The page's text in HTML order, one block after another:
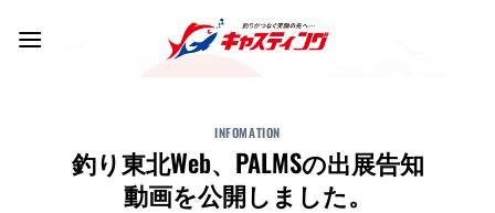
INFOMATION
釣り東北Web、PALMSの出展告知
動画を公開しました。